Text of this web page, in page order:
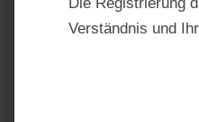
Die Registrierung
Verständnis und